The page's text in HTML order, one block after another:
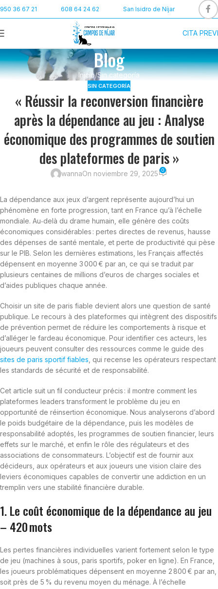
950 36 67 21 608 64 24 62 San Isidro de Níjar
CITA
Blog
Inicio Sin categoría
SIN CATEGORÍA
« Réussir la reconversion financière
après la dépendance au jeu : Analyse
économique des programmes de soutien
des plateformes de paris »
wannaOn noviembre 29, 2025 0
La dépendance aux jeux d’argent représente aujourd’hui un
phénomène en forte progression, tant en France qu’à l’échelle
mondiale. Au‑delà du drame humain, elle génère des coûts
économiques considérables : pertes directes de revenus, hausse
des dépenses de santé mentale, et perte de productivité qui pèse
sur le PIB. Selon les dernières estimations, les Français affectés
dépensent en moyenne 3 000 € par an, ce qui se traduit par
plusieurs centaines de millions d’euros de charges sociales et
d’aides publiques chaque année.
Choisir un site de paris fiable devient alors une question de santé
publique. Le recours à des plateformes qui intègrent des dispositifs
de prévention permet de réduire les comportements à risque et
d’alléger le fardeau économique. Pour identifier ces acteurs, les
joueurs peuvent consulter des ressources comme le guide des
sites de paris sportif fiables , qui recense les opérateurs respectant
les standards de sécurité et de responsabilité.
Cet article suit un fil conducteur précis : il montre comment les
plateformes leaders transforment le problème du jeu en
opportunité de réinsertion économique. Nous analyserons d’abord
le poids budgétaire de la dépendance, puis les modèles de
responsabilité adoptés, les programmes de soutien financier, leurs
effets sur le marché, et enfin le rôle des régulateurs et des
associations de consommateurs. L’objectif est de fournir aux
décideurs, aux opérateurs et aux joueurs une vision claire des
leviers économiques capables de convertir une addiction en un
tremplin vers une stabilité financière durable.
1. Le coût économique de la dépendance au jeu
– 420 mots
Les pertes financières individuelles varient fortement selon le type
de jeu (machines à sous, paris sportifs, poker en ligne). En France,
les joueurs problématiques dépensent en moyenne 2 800 € par an,
soit près de 5 % du revenu moyen du ménage. À l’échelle